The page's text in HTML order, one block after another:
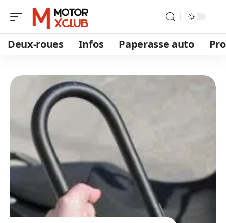
Deux-roues Infos Paperasse auto